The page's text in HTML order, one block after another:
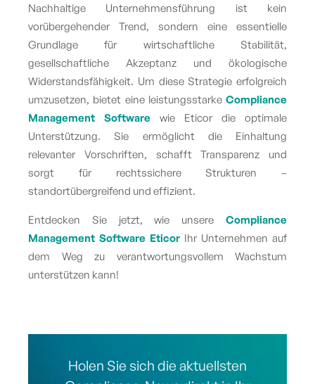
Nachhaltige Unternehmensführung ist kein
vorübergehender Trend, sondern eine essentielle
Grundlage für wirtschaftliche Stabilität,
gesellschaftliche Akzeptanz und ökologische
Widerstandsfähigkeit. Um diese Strategie erfolgreich
umzusetzen, bietet eine leistungsstarke Compliance
Management Software wie Eticor die optimale
Unterstützung. Sie ermöglicht die Einhaltung
relevanter Vorschriften, schafft Transparenz und
sorgt für rechtssichere Strukturen –
standortübergreifend und effizient.
Entdecken Sie jetzt, wie unsere Compliance
Management Software Eticor Ihr Unternehmen auf
dem Weg zu verantwortungsvollem Wachstum
unterstützen kann!
Holen Sie sich die aktuellsten